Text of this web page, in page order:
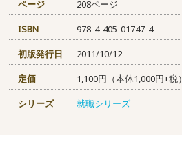
ページ
208ページ
ISBN
978-4-405-01747-4
初版発行日
2011/10/12
定価
1,100円（本体1,000円+税）
シリーズ
就職シリーズ